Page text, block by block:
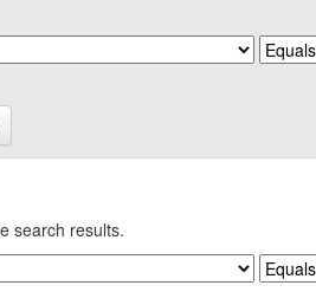
search results.